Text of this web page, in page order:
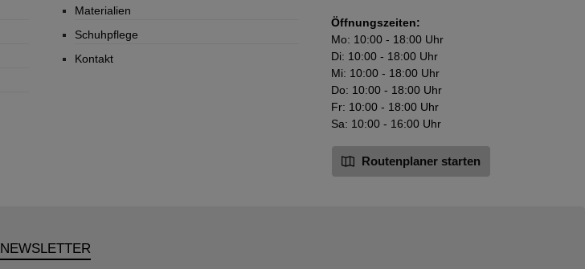
Materialien
Schuhpflege
Kontakt
Öffnungszeiten:
Mo: 10:00 - 18:00 Uhr
Di: 10:00 - 18:00 Uhr
Mi: 10:00 - 18:00 Uhr
Do: 10:00 - 18:00 Uhr
Fr: 10:00 - 18:00 Uhr
Sa: 10:00 - 16:00 Uhr
Routenplaner starten
NEWSLETTER